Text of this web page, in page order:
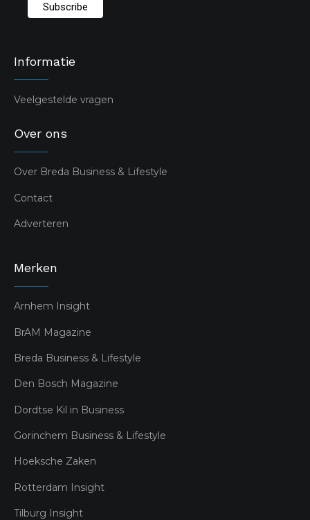
Informatie
Veelgestelde vragen
Over ons
Over Breda Business & Lifestyle
Contact
Adverteren
Merken
Arnhem Insight
BrAM Magazine
Breda Business & Lifestyle
Den Bosch Magazine
Dordtse Kil in Business
Gorinchem Business & Lifestyle
Hoeksche Zaken
Rotterdam Insight
Tilburg Insight